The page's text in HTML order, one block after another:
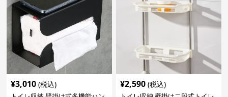
¥3,010 (税込) ¥2,590 (税込)